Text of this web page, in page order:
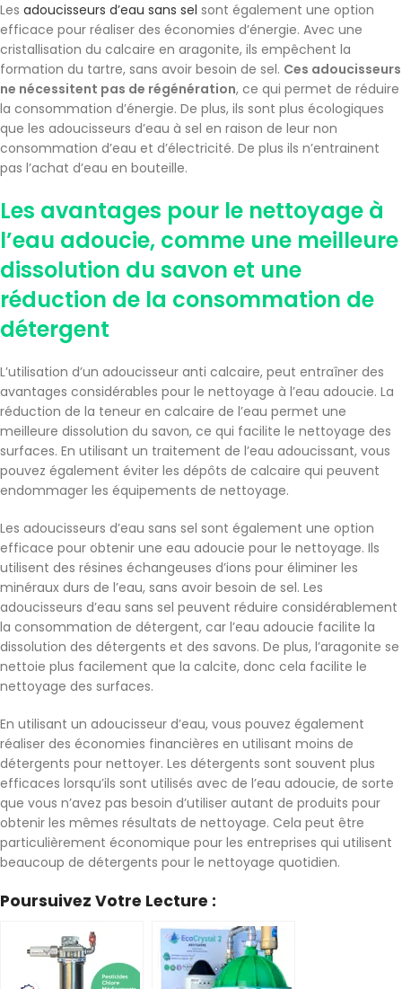
Les adoucisseurs d’eau sans sel sont également une option
efficace pour réaliser des économies d’énergie. Avec une
cristallisation du calcaire en aragonite, ils empêchent la
formation du tartre, sans avoir besoin de sel. Ces adoucisseurs
ne nécessitent pas de régénération, ce qui permet de réduire
la consommation d’énergie. De plus, ils sont plus écologiques
que les adoucisseurs d’eau à sel en raison de leur non
consommation d’eau et d’électricité. De plus ils n’entrainent
pas l’achat d’eau en bouteille.
Les avantages pour le nettoyage à
l’eau adoucie, comme une meilleure
dissolution du savon et une
réduction de la consommation de
détergent
L’utilisation d’un adoucisseur anti calcaire, peut entraîner des
avantages considérables pour le nettoyage à l’eau adoucie. La
réduction de la teneur en calcaire de l’eau permet une
meilleure dissolution du savon, ce qui facilite le nettoyage des
surfaces. En utilisant un traitement de l’eau adoucissant, vous
pouvez également éviter les dépôts de calcaire qui peuvent
endommager les équipements de nettoyage.
Les adoucisseurs d’eau sans sel sont également une option
efficace pour obtenir une eau adoucie pour le nettoyage. Ils
utilisent des résines échangeuses d’ions pour éliminer les
minéraux durs de l’eau, sans avoir besoin de sel. Les
adoucisseurs d’eau sans sel peuvent réduire considérablement
la consommation de détergent, car l’eau adoucie facilite la
dissolution des détergents et des savons. De plus, l’aragonite se
nettoie plus facilement que la calcite, donc cela facilite le
nettoyage des surfaces.
En utilisant un adoucisseur d’eau, vous pouvez également
réaliser des économies financières en utilisant moins de
détergents pour nettoyer. Les détergents sont souvent plus
efficaces lorsqu’ils sont utilisés avec de l’eau adoucie, de sorte
que vous n’avez pas besoin d’utiliser autant de produits pour
obtenir les mêmes résultats de nettoyage. Cela peut être
particulièrement économique pour les entreprises qui utilisent
beaucoup de détergents pour le nettoyage quotidien.
Poursuivez Votre Lecture :